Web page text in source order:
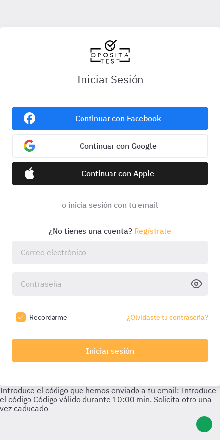
Iniciar Sesión
Continuar con Facebook
Continuar con Google
Continuar con Apple
o inicia sesión con tu email
¿No tienes una cuenta? Regístrate
Recordarme ¿Olvidaste tu contraseña?
Iniciar sesión
Introduce el código que hemos enviado a tu email: Introduce
el código Código válido durante 10:00 min. Solicita otro una
vez caducado